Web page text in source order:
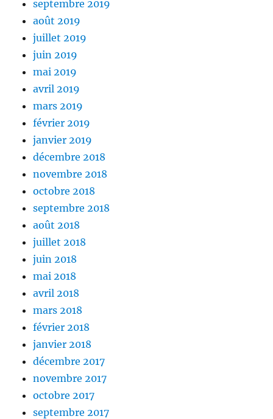
septembre 2019
août 2019
juillet 2019
juin 2019
mai 2019
avril 2019
mars 2019
février 2019
janvier 2019
décembre 2018
novembre 2018
octobre 2018
septembre 2018
août 2018
juillet 2018
juin 2018
mai 2018
avril 2018
mars 2018
février 2018
janvier 2018
décembre 2017
novembre 2017
octobre 2017
septembre 2017